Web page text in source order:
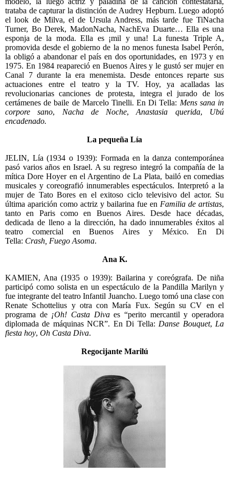
trataba de capturar la distinción de Audrey Hepburn. Luego adoptó
el look de Milva, el de Ursula Andress, más tarde fue TiNacha
Turner, Bo Derek, MadonNacha, NachEva Duarte… Ella es una
esponja de la moda. Ella es ¡mil y una! La funesta Triple A,
promovida desde el gobierno de la no menos funesta Isabel Perón,
la obligó a abandonar el país en dos oportunidades, en 1973 y en
1975. En 1984 reapareció en Buenos Aires y le gustó ser mujer en
Canal 7 durante la era menemista. Desde entonces reparte sus
actuaciones entre el teatro y la TV. Hoy, ya acalladas las
revolucionarias canciones de protesta, integra el jurado de los
certámenes de baile de Marcelo Tinelli. En Di Tella: Mens sana in
corpore sano, Nacha de Noche,Anastasia querida, Ubú
encadenado.
La pequeña Lía
JELIN, Lía (1934 o 1939): Formada en la danza contemporánea
pasó varios años en Israel. A su regreso integró la compañía de la
mítica Dore Hoyer en el Argentino de La Plata, bailó en comedias
musicales y coreografió innumerables espectáculos. Interpretó a la
mujer de Tato Bores en el exitoso ciclo televisivo del actor. Su
última aparición como actriz y bailarina fue en Familia de artistas,
tanto en Paris como en Buenos Aires. Desde hace décadas,
dedicada de lleno a la dirección, ha dado innumerables éxitos al
teatro comercial en Buenos Aires y México. En Di
Tella: Crash, Fuego Asoma.
Ana K.
KAMIEN, Ana (1935 o 1939): Bailarina y coreógrafa. De niña
participó como solista en un espectáculo de la Pandilla Marilyn y
fue integrante del teatro Infantil Juancho. Luego tomó una clase con
Renate Schottelius y otra con María Fux. Según su CV en el
programa de ¡Oh! Casta Divaes “perito mercantil y operadora
diplomada de máquinas NCR”. En Di Tella:Danse Bouquet,La
fiesta hoy, Oh Casta Diva.
Regocijante Marilú